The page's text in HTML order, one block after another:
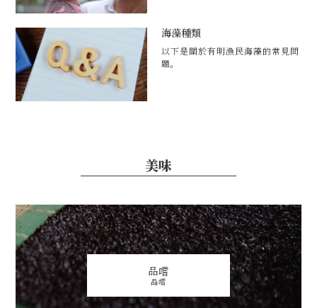
海藻種類
以下是關於有明漁民海藻的常見問
題。
美味
品嚐
品嚐